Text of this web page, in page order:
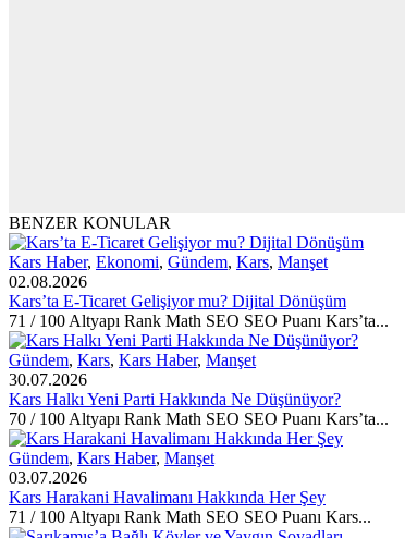
BENZER KONULAR
Kars Haber, Ekonomi, Gündem, Kars, Manşet
02.08.2026
Kars’ta E-Ticaret Gelişiyor mu? Dijital Dönüşüm
71 / 100 Altyapı Rank Math SEO SEO Puanı Kars’ta...
Gündem, Kars, Kars Haber, Manşet
30.07.2026
Kars Halkı Yeni Parti Hakkında Ne Düşünüyor?
70 / 100 Altyapı Rank Math SEO SEO Puanı Kars’ta...
Gündem, Kars Haber, Manşet
03.07.2026
Kars Harakani Havalimanı Hakkında Her Şey
71 / 100 Altyapı Rank Math SEO SEO Puanı Kars...